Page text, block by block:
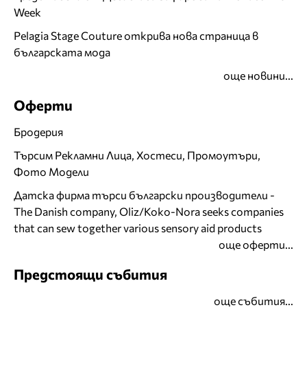
Week
Pelagia Stage Couture открива нова страница в
българската мода
още новини...
Оферти
Бродерия
Търсим Рекламни Лица, Хостеси, Промоутъри,
Фото Модели
Датска фирма търси български производители -
The Danish company, Oliz/Koko-Nora seeks companies
that can sew together various sensory aid products
още оферти...
Предстоящи събития
още събития...